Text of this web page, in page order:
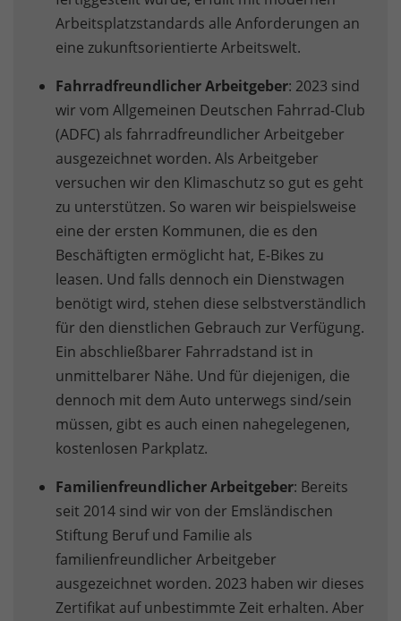
Arbeitsplatzstandards alle Anforderungen an
eine zukunftsorientierte Arbeitswelt.
Fahrradfreundlicher Arbeitgeber: 2023 sind
wir vom Allgemeinen Deutschen Fahrrad-Club
(ADFC) als fahrradfreundlicher Arbeitgeber
ausgezeichnet worden. Als Arbeitgeber
versuchen wir den Klimaschutz so gut es geht
zu unterstützen. So waren wir beispielsweise
eine der ersten Kommunen, die es den
Beschäftigten ermöglicht hat, E-Bikes zu
leasen. Und falls dennoch ein Dienstwagen
benötigt wird, stehen diese selbstverständlich
für den dienstlichen Gebrauch zur Verfügung.
Ein abschließbarer Fahrradstand ist in
unmittelbarer Nähe. Und für diejenigen, die
dennoch mit dem Auto unterwegs sind/sein
müssen, gibt es auch einen nahegelegenen,
kostenlosen Parkplatz.
Familienfreundlicher Arbeitgeber: Bereits
seit 2014 sind wir von der Emsländischen
Stiftung Beruf und Familie als
familienfreundlicher Arbeitgeber
ausgezeichnet worden. 2023 haben wir dieses
Zertifikat auf unbestimmte Zeit erhalten. Aber